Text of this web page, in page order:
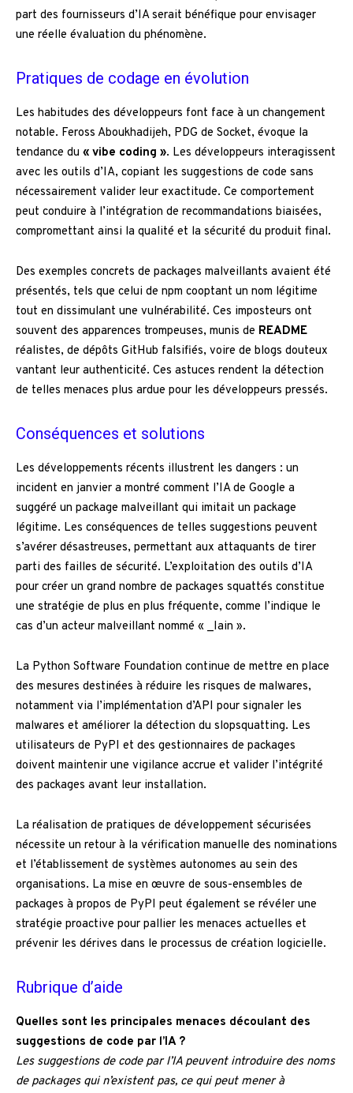
part des fournisseurs d’IA serait bénéfique pour envisager
une réelle évaluation du phénomène.
Pratiques de codage en évolution
Les habitudes des développeurs font face à un changement
notable. Feross Aboukhadijeh, PDG de Socket, évoque la
tendance du « vibe coding ». Les développeurs interagissent
avec les outils d’IA, copiant les suggestions de code sans
nécessairement valider leur exactitude. Ce comportement
peut conduire à l’intégration de recommandations biaisées,
compromettant ainsi la qualité et la sécurité du produit final.
Des exemples concrets de packages malveillants avaient été
présentés, tels que celui de npm cooptant un nom légitime
tout en dissimulant une vulnérabilité. Ces imposteurs ont
souvent des apparences trompeuses, munis de README
réalistes, de dépôts GitHub falsifiés, voire de blogs douteux
vantant leur authenticité. Ces astuces rendent la détection
de telles menaces plus ardue pour les développeurs pressés.
Conséquences et solutions
Les développements récents illustrent les dangers : un
incident en janvier a montré comment l’IA de Google a
suggéré un package malveillant qui imitait un package
légitime. Les conséquences de telles suggestions peuvent
s’avérer désastreuses, permettant aux attaquants de tirer
parti des failles de sécurité. L’exploitation des outils d’IA
pour créer un grand nombre de packages squattés constitue
une stratégie de plus en plus fréquente, comme l’indique le
cas d’un acteur malveillant nommé « _Iain ».
La Python Software Foundation continue de mettre en place
des mesures destinées à réduire les risques de malwares,
notamment via l’implémentation d’API pour signaler les
malwares et améliorer la détection du slopsquatting. Les
utilisateurs de PyPI et des gestionnaires de packages
doivent maintenir une vigilance accrue et valider l’intégrité
des packages avant leur installation.
La réalisation de pratiques de développement sécurisées
nécessite un retour à la vérification manuelle des nominations
et l’établissement de systèmes autonomes au sein des
organisations. La mise en œuvre de sous-ensembles de
packages à propos de PyPI peut également se révéler une
stratégie proactive pour pallier les menaces actuelles et
prévenir les dérives dans le processus de création logicielle.
Rubrique d’aide
Quelles sont les principales menaces découlant des
suggestions de code par l’IA ?
Les suggestions de code par l’IA peuvent introduire des noms
de packages qui n’existent pas, ce qui peut mener à